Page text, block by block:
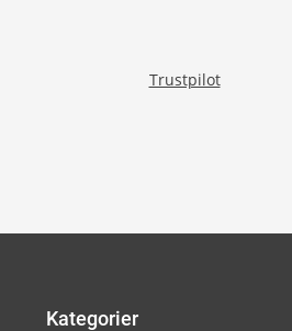
Trustpilot
Kategorier